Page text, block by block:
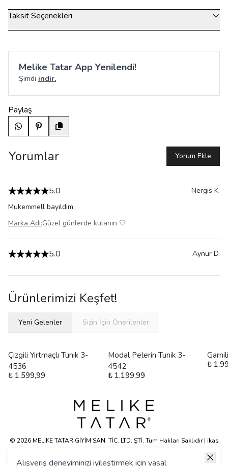
Alışveriş deneyiminizi iyileştirmek için yasal
Taksit Seçenekleri
Melike Tatar App Yenilendi!
Şimdi indir.
Paylaş
Yorumlar Yorum Ekle
5.0 Nergis K.
Mukemmell bayıldım
Marka Adı:Güzel günlerde kulanın 🤍
5.0 Aynur D.
Ürünlerimizi Keşfet!
Yeni Gelenler Sizin İçin Önerilenler
Çizgili Yırtmaçlı Tunik 3-
4536
₺ 1.599,99
Modal Pelerin Tunik 3-
4542
₺ 1.199,99
₺
© 2026 MELİKE TATAR GİYİM SAN. TİC. LTD. ŞTİ. Tüm Hakları Saklıdır | ikas